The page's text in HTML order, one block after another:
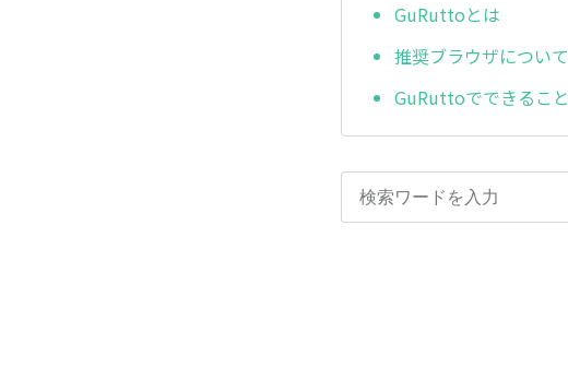
GuRuttoとは
推奨ブラウザについて
GuRuttoでできること